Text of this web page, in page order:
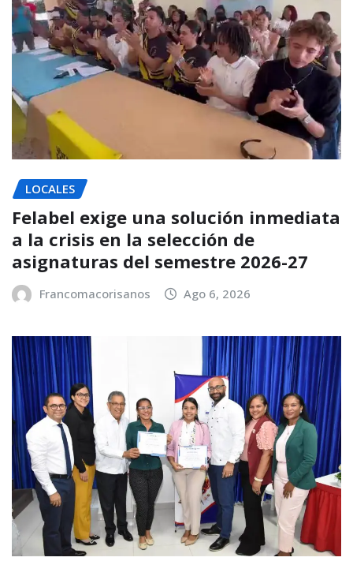
LOCALES
Felabel exige una solución inmediata
a la crisis en la selección de
asignaturas del semestre 2026-27
Francomacorisanos Ago 6, 2026